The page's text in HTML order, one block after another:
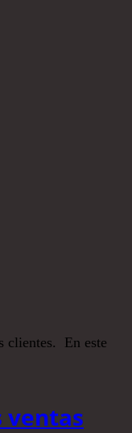
clientes. En este
ventas